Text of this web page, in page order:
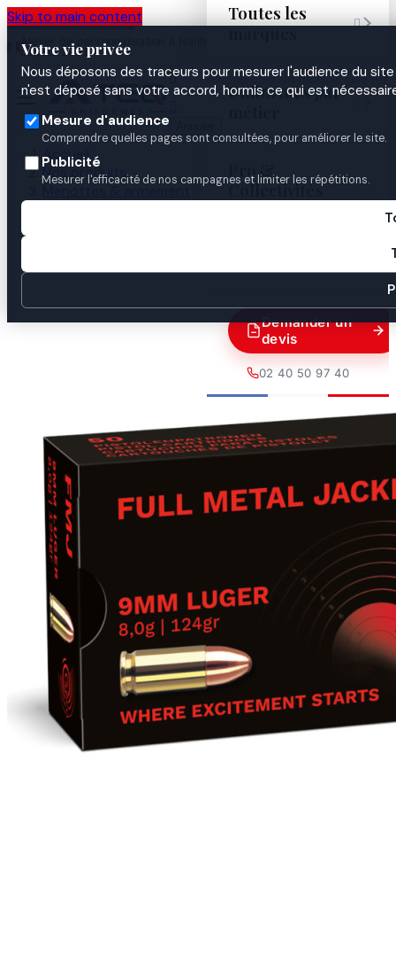
Skip to main content
Votre vie privée
Nous déposons des traceurs pour mesurer l'audience du
n'est déposé sans votre accord, hormis ce qui est
Mesure d'audience
Comprendre quelles pages sont consultées, pour améliorer le site.
Publicité
Mesurer l'efficacité de nos campagnes et limiter les répétitions.
Atelier de personnalisation à Nantes
depuis 2003

Toutes les
marques

Uniformes par
Pro &
Collectivités
Demander un
devis
02 40 50 97 40
Accueil
Nos produits
munition 9 mm Luger 8.0g/124 gr FULL METAL JACKET